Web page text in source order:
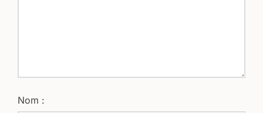
Nom :